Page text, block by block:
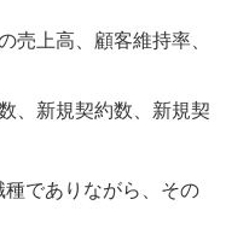
売上高、顧客維持率、
、新規契約数、新規契
種でありながら、その